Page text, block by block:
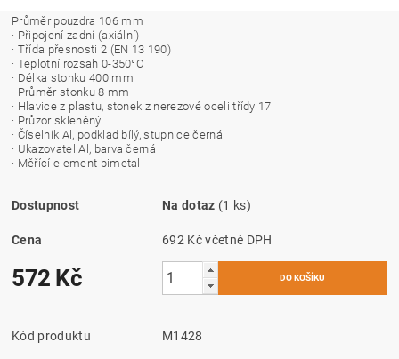
Průměr pouzdra 106 mm
· Připojení zadní (axiální)
· Třída přesnosti 2 (EN 13 190)
· Teplotní rozsah 0-350°C
· Délka stonku 400 mm
· Průměr stonku 8 mm
· Hlavice z plastu, stonek z nerezové oceli třídy 17
· Průzor skleněný
· Číselník Al, podklad bílý, stupnice černá
· Ukazovatel Al, barva černá
· Měřící element bimetal
Dostupnost Na dotaz (1 ks)
Cena 692 Kč včetně DPH
572 Kč
Kód produktu M1428